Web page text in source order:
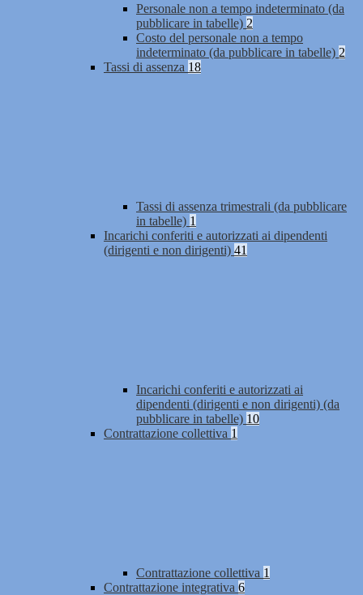
Personale non a tempo indeterminato (da
pubblicare in tabelle) 2
Costo del personale non a tempo
indeterminato (da pubblicare in tabelle) 2
Tassi di assenza 18
Tassi di assenza trimestrali (da pubblicare
in tabelle) 1
Incarichi conferiti e autorizzati ai dipendenti
(dirigenti e non dirigenti) 41
Incarichi conferiti e autorizzati ai
dipendenti (dirigenti e non dirigenti) (da
pubblicare in tabelle) 10
Contrattazione collettiva 1
Contrattazione collettiva 1
Contrattazione integrativa 6